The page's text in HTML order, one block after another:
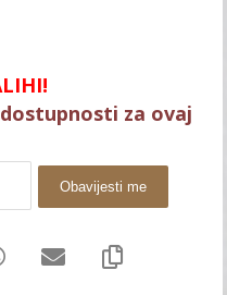
za ovaj
Obavijesti me